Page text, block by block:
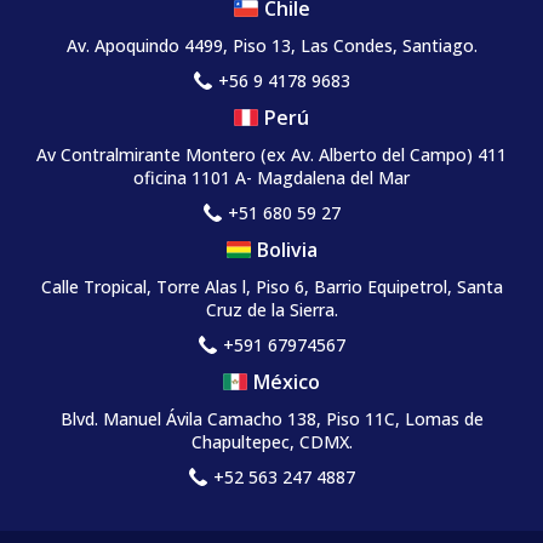
Chile
Av. Apoquindo 4499, Piso 13, Las Condes, Santiago.
+56 9 4178 9683
Perú
Av Contralmirante Montero (ex Av. Alberto del Campo) 411
oficina 1101 A- Magdalena del Mar
+51 680 59 27
Bolivia
Calle Tropical, Torre Alas l, Piso 6, Barrio Equipetrol, Santa
Cruz de la Sierra.
+591 67974567
México
Blvd. Manuel Ávila Camacho 138, Piso 11C, Lomas de
Chapultepec, CDMX.
+52 563 247 4887